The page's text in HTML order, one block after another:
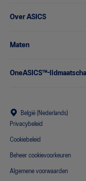
Over ASICS
Maten
OneASICS™-
België (Nederlands)
Privacybeleid
Cookiebeleid
Beheer cookievoorkeuren
Algemene voorwaarden